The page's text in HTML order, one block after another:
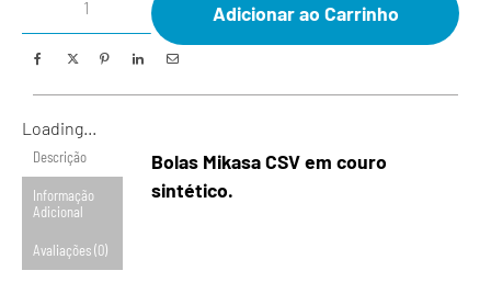
Adicionar ao Carrinho
Loading...
Descrição
Informação
Adicional
Avaliações (0)
Bolas Mikasa CSV em couro
sintético.